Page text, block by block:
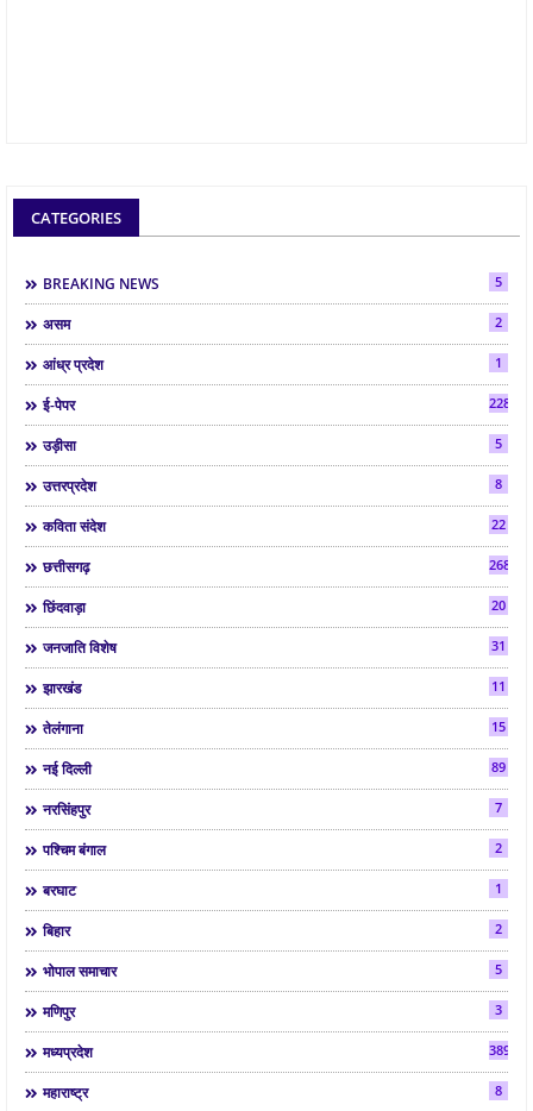
CATEGORIES
BREAKING NEWS 5
असम 2
आंध्र प्रदेश 1
ई-पेपर 2286
उड़ीसा 5
उत्तरप्रदेश 8
कविता संदेश 22
छत्तीसगढ़ 268
छिंदवाड़ा 20
जनजाति विशेष 31
झारखंड 11
तेलंगाना 15
नई दिल्ली 89
नरसिंहपुर 7
पश्चिम बंगाल 2
बरघाट 1
बिहार 2
भोपाल समाचार 5
मणिपुर 3
मध्यप्रदेश 3892
महाराष्ट्र 8